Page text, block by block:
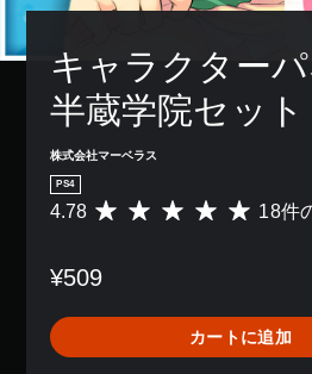
キャラクター
半蔵学院セット
株式会社マーベラス
PS4
評
は
8
、
平
4.78 18件
¥509
カートに追加